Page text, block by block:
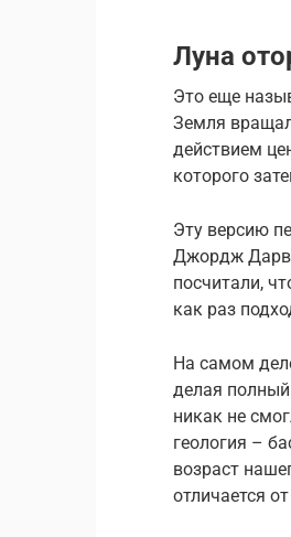
Луна
Это еще
Земля
действием
которого
Эту версию
Джордж
посчитали,
как раз
На самом
делая
никак не
геология –
возраст
отличается